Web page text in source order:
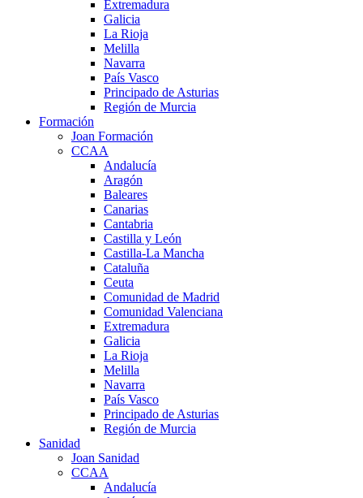
Extremadura
Galicia
La Rioja
Melilla
Navarra
País Vasco
Principado de Asturias
Región de Murcia
Formación
Joan Formación
CCAA
Andalucía
Aragón
Baleares
Canarias
Cantabria
Castilla y León
Castilla-La Mancha
Cataluña
Ceuta
Comunidad de Madrid
Comunidad Valenciana
Extremadura
Galicia
La Rioja
Melilla
Navarra
País Vasco
Principado de Asturias
Región de Murcia
Sanidad
Joan Sanidad
CCAA
Andalucía